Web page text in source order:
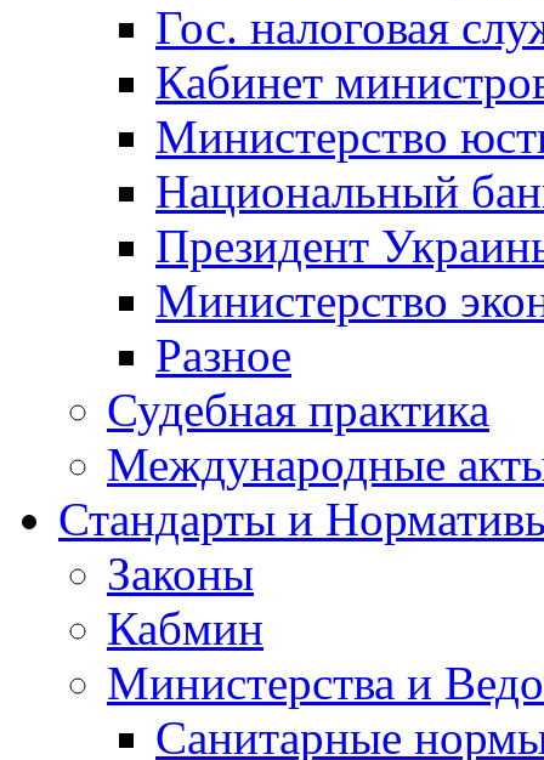
Гос. налоговая
Кабинет
Министерство
Национальный
Президент
Министерство
Разное
Судебная практика
Международные
Стандарты и
Законы
Кабмин
Министерства и
Санитарные